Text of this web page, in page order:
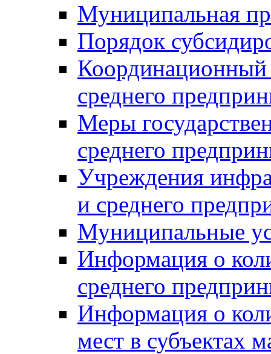
Муниципальная
Порядок
Координационный
среднего
Меры
среднего
Учреждения
и среднего
Муниципальные
Информация о
среднего
Информация о
мест в субъектах